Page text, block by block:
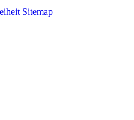
Sitemap